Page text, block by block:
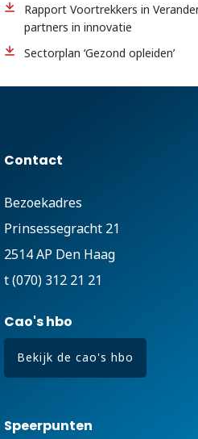
Rapport Voortrekkers in
partners in innovatie
Sectorplan ‘Gezond opleiden’
Contact
Bezoekadres
Prinsessegracht 21
2514 AP Den Haag
t (070) 312 21 21
Cao's hbo
Bekijk de cao's hbo
Speerpunten